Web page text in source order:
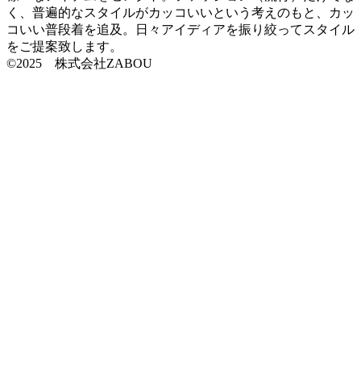
く、普遍的なスタイルがカッコいいという考えのもと、カッ
コいい普段着を追及。日々アイディアを振り絞ってスタイル
をご提案致します。
©2025 株式会社ZABOU